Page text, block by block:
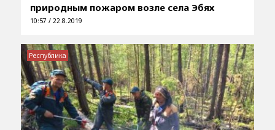
природным пожаром возле села Эбях
10:57 / 22.8.2019
Республика